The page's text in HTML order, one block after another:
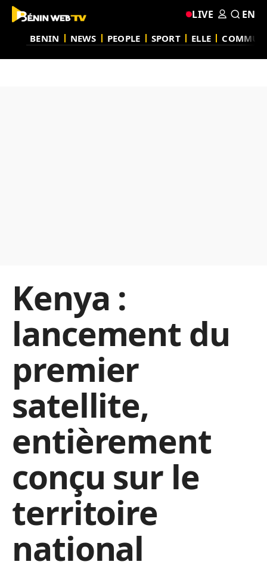
BENIN NEWS PEOPLE SPORT ELLE
LIVE EN
Kenya :
lancement du
premier
satellite,
entièrement
conçu sur le
territoire
national